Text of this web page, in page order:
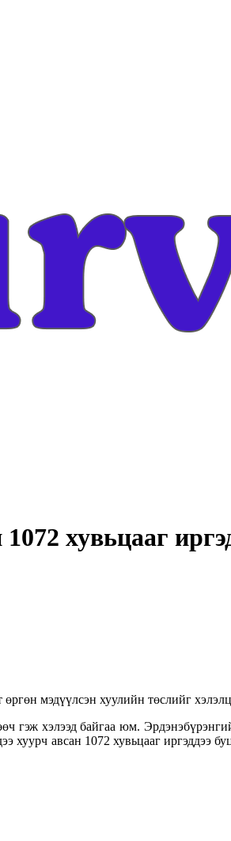
хувьцааг
мэдүүлсэн хуулийн төслийг
гэж хэлээд байгаа юм.
авсан 1072 хувьцааг иргэддээ